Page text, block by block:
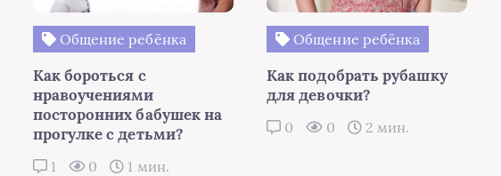
Общение ребёнка
Как бороться с
нравоучениями
посторонних бабушек на
прогулке с детьми?
1 0 1 мин.
Общение ребёнка
Как подобрать рубашку
для девочки?
0 0 2 мин.